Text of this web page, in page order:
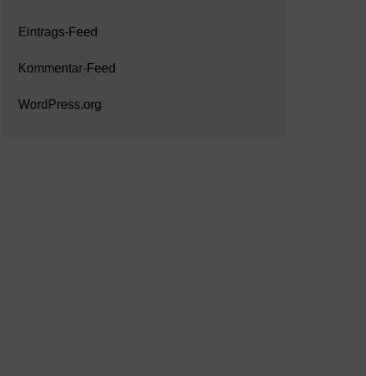
Eintrags-Feed
Kommentar-Feed
WordPress.org